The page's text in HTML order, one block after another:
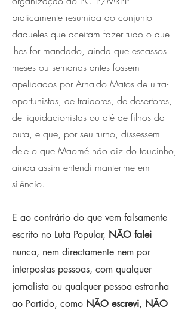
praticamente resumida ao conjunto
daqueles que aceitam fazer tudo o que
lhes for mandado, ainda que escassos
meses ou semanas antes fossem
apelidados por Arnaldo Matos de ultra-
oportunistas, de traidores, de desertores,
de liquidacionistas ou até de filhos da
puta, e que, por seu turno, dissessem
dele o que Maomé não diz do toucinho,
ainda assim entendi manter-me em
silêncio.
E ao contrário do que vem falsamente
escrito no Luta Popular, NÃO falei
nunca, nem directamente nem por
interpostas pessoas, com qualquer
jornalista ou qualquer pessoa estranha
ao Partido, como NÃO escrevi, NÃO